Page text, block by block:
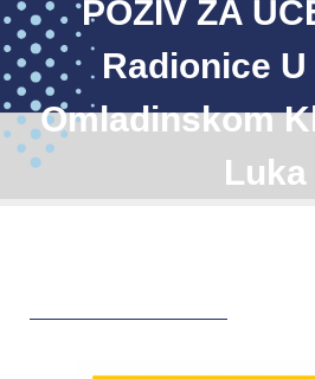
POZIV ZA
Radionice U
Omladinskom
Luka